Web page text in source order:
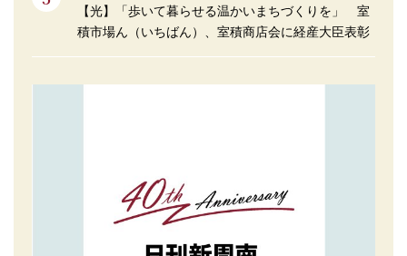
【光】「歩いて暮らせる温かいまちづくりを」 室
積市場ん（いちばん）、室積商店会に経産大臣表彰